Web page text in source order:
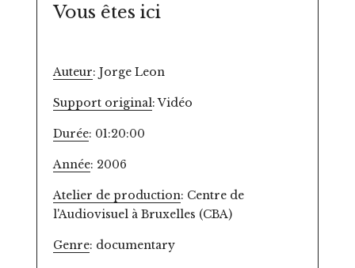
Vous êtes ici
Auteur: Jorge Leon
Support original: Vidéo
Durée: 01:20:00
Année: 2006
Atelier de production: Centre de
l'Audiovisuel à Bruxelles (CBA)
Genre: documentary